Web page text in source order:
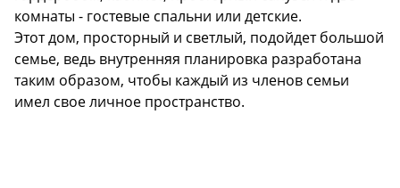
комнаты - гостевые спальни или детские.
Этот дом, просторный и светлый, подойдет большой
семье, ведь внутренняя планировка разработана
таким образом, чтобы каждый из членов семьи
имел свое личное пространство.